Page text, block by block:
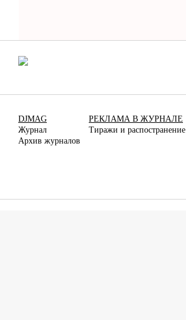
DJMAG
Журнал
Архив журналов
РЕКЛАМА В ЖУРНАЛЕ
Тиражи и распостранение